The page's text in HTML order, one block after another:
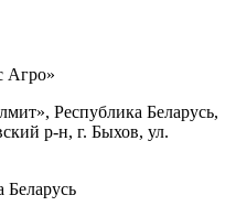
Агро»
Республика Беларусь,
р-н, г. Быхов, ул.
Беларусь